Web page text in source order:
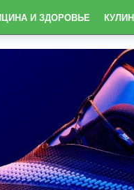
И ЗДОРОВЬЕ